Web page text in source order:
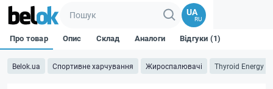
UA
RU
Belok.ua Спортивне харчування Жироспалювачі Thyroid Energy -
Про товар Опис Склад Аналоги Відгуки (1)